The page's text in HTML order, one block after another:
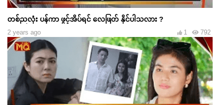
တစ်ညလုံး ပန်ကာ ဖွင့်အိပ်ရင် လေဖြတ် နိုင်ပါသလား ?
2 years ago 792
1